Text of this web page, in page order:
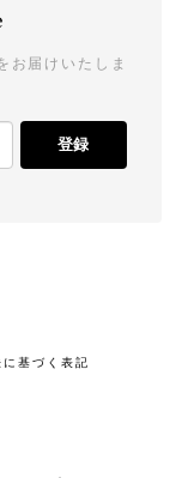
お届けいたしま
登録
基づく表記